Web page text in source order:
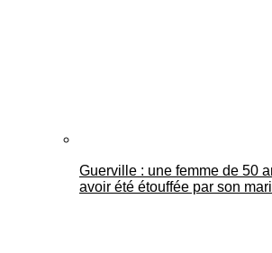
Guerville : une femme de 50
avoir été étouffée par son mari